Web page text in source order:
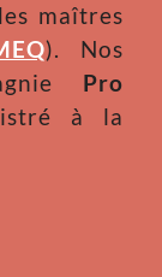
maîtres
). Nos
Pro
à la